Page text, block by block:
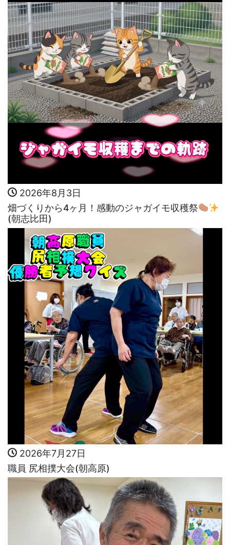
2026年8月3日
畑づくりから4ヶ月！感動のジャガイモ収穫祭
(朝志比田)
2026年7月27日
職員 尻相撲大会(朝高原)